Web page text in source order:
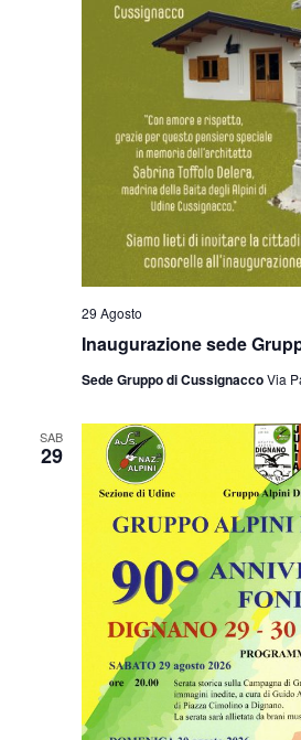
Inaugurazione sede
29 Agosto
Sede Gruppo di CussignaccoVia
SAB
29